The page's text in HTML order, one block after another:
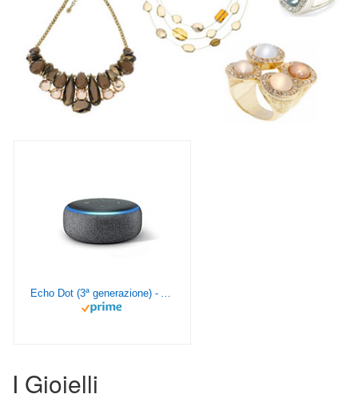
Echo Dot (3ª generazione) - Altoparlante intelligente con integrazione Alexa - Tessuto antracite
I Gioielli